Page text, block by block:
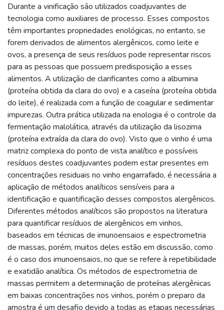
Durante a vinificação são utilizados coadjuvantes de
tecnologia como auxiliares de processo. Esses compostos
têm importantes propriedades enológicas, no entanto, se
forem derivados de alimentos alergênicos, como leite e
ovos, a presença de seus resíduos pode representar riscos
para as pessoas que possuem predisposição a esses
alimentos. A utilização de clarificantes como a albumina
(proteína obtida da clara do ovo) e a caseína (proteína obtida
do leite), é realizada com a função de coagular e sedimentar
impurezas. Outra prática utilizada na enologia é o controle da
fermentação malolática, através da utilização da lisozima
(proteína extraída da clara do ovo). Visto que o vinho é uma
matriz complexa do ponto de vista analítico e possíveis
resíduos destes coadjuvantes podem estar presentes em
concentrações residuais no vinho engarrafado, é necessária a
aplicação de métodos analíticos sensíveis para a
identificação e quantificação desses compostos alergênicos.
Diferentes métodos analíticos são propostos na literatura
para quantificar resíduos de alergênicos em vinhos,
baseados em técnicas de imunoensaios e espectrometria
de massas, porém, muitos deles estão em discussão, como
é o caso dos imunoensaios, no que se refere à repetibilidade
e exatidão analítica. Os métodos de espectrometria de
massas permitem a determinação de proteínas alergênicas
em baixas concentrações nos vinhos, porém o preparo da
amostra é um desafio devido a todas as etapas necessárias